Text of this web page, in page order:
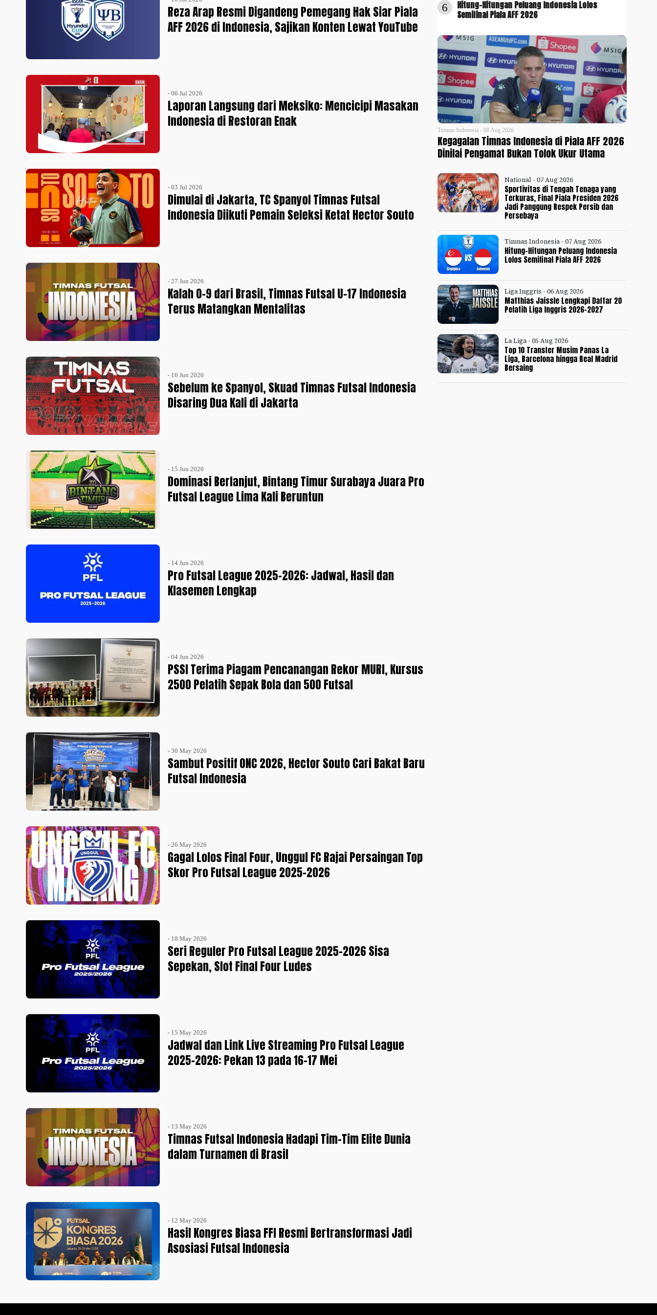
Reza Arap Resmi Digandeng Pemegang Hak Siar Piala
AFF 2026 di Indonesia, Sajikan Konten Lewat YouTube
- 06 Jul 2026
Laporan Langsung dari Meksiko: Mencicipi Masakan
Indonesia di Restoran Enak
- 03 Jul 2026
Dimulai di Jakarta, TC Spanyol Timnas Futsal
Indonesia Diikuti Pemain Seleksi Ketat Hector Souto
- 27 Jun 2026
Kalah 0-9 dari Brasil, Timnas Futsal U-17 Indonesia
Terus Matangkan Mentalitas
- 16 Jun 2026
Sebelum ke Spanyol, Skuad Timnas Futsal Indonesia
Disaring Dua Kali di Jakarta
- 15 Jun 2026
Dominasi Berlanjut, Bintang Timur Surabaya Juara Pro
Futsal League Lima Kali Beruntun
- 14 Jun 2026
Pro Futsal League 2025-2026: Jadwal, Hasil dan
Klasemen Lengkap
- 04 Jun 2026
PSSI Terima Piagam Pencanangan Rekor MURI, Kursus
2500 Pelatih Sepak Bola dan 500 Futsal
- 30 May 2026
Sambut Positif ONC 2026, Hector Souto Cari Bakat Baru
Futsal Indonesia
- 26 May 2026
Gagal Lolos Final Four, Unggul FC Rajai Persaingan Top
Skor Pro Futsal League 2025-2026
- 18 May 2026
Seri Reguler Pro Futsal League 2025-2026 Sisa
Sepekan, Slot Final Four Ludes
- 15 May 2026
Jadwal dan Link Live Streaming Pro Futsal League
2025-2026: Pekan 13 pada 16-17 Mei
- 13 May 2026
Timnas Futsal Indonesia Hadapi Tim-Tim Elite Dunia
dalam Turnamen di Brasil
- 12 May 2026
Hasil Kongres Biasa FFI Resmi Bertransformasi Jadi
Asosiasi Futsal Indonesia
6
Hitung-Hitungan Peluang Indonesia Lolos
Semifinal Piala AFF 2026
Timnas Indonesia - 08 Aug 2026
Kegagalan Timnas Indonesia di Piala AFF 2026
Dinilai Pengamat Bukan Tolok Ukur Utama
National - 07 Aug 2026
Sportivitas di Tengah Tenaga yang
Terkuras, Final Piala Presiden 2026
Jadi Panggung Respek Persib dan
Persebaya
Timnas Indonesia - 07 Aug 2026
Hitung-Hitungan Peluang Indonesia
Lolos Semifinal Piala AFF 2026
Liga Inggris - 06 Aug 2026
Matthias Jaissle Lengkapi Daftar 20
Pelatih Liga Inggris 2026-2027
La Liga - 05 Aug 2026
Top 10 Transfer Musim Panas La
Liga, Barcelona hingga Real Madrid
Bersaing